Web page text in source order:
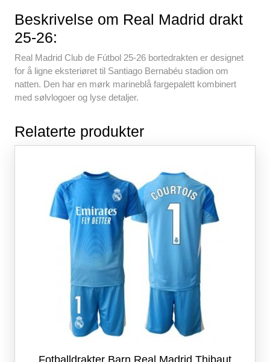
Beskrivelse om Real Madrid drakt
25-26:
Real Madrid Club de Fútbol 25-26 bortedrakten er designet
for å ligne eksteriøret til Santiago Bernabéu stadion om
natten. Den har en mørk marineblå fargepalett kombinert
med sølvlogoer og lyse detaljer.
Relaterte produkter